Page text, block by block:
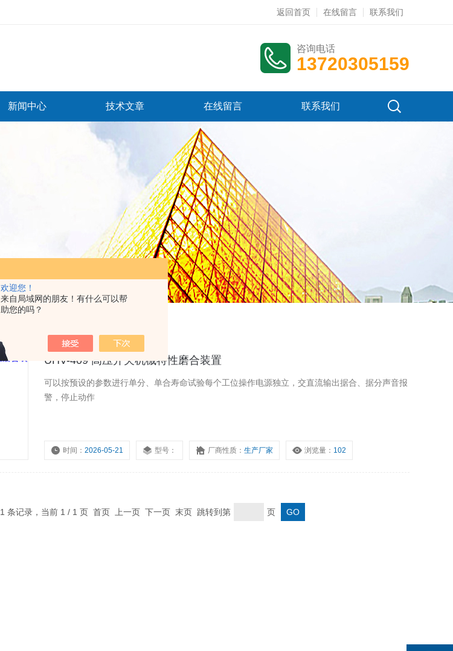
欢迎您！
来自局域网的朋友！有什么可以帮
助您的吗？
返回首页 在线留言 联系我们
咨询电话
13720305159
新闻中心 技术文章 在线留言 联系我们
置
UHV-409 高压开关机械特性磨合装置
可以按预设的参数进行单分、单合寿命试验每个工位操作电源独立，交直流输出据合、据分声音报
警，停止动作
时间：2026-05-21 型号： 厂商性质：生产厂家 浏览量： 102
条记录，当前 1 / 1 页 首页 上一页 下一页 末页 跳转到第 页